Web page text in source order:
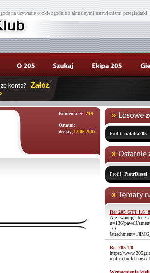
na używanie cookie zgodnie z aktualnymi ustawieniami przeglądarki.
Komentarze: 219
Ostatni:
deejay, 13.06.2007 Profil: natalia205
Profil: PiotrDiesel
Re: 205 GTI 1.6
Ale szanuję to
u=136]pawel[/
_O_
Re: 205 T8
https://
replica-build nawet
Wzmocnienia